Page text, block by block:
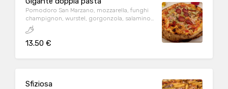
Pomodoro San Marzano, mozzarella, funghi
champignon, wurstel, gorgonzola, salamino
piccante, carciofi, prosciutto cotto
13.50 €
Sfiziosa